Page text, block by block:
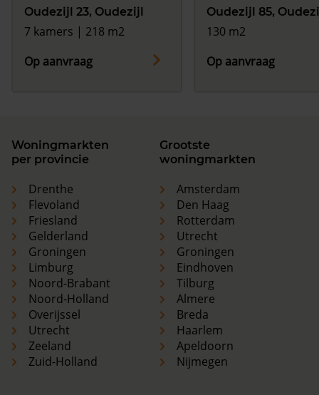
Oudezijl 23, Oudezijl
7 kamers | 218 m2
Op aanvraag
Oudezijl 85,
130 m2
Op aanvraag
Woningmarkten
per provincie
Drenthe
Flevoland
Friesland
Gelderland
Groningen
Limburg
Noord-Brabant
Noord-Holland
Overijssel
Utrecht
Zeeland
Zuid-Holland
Grootste
woningmarkten
Amsterdam
Den Haag
Rotterdam
Utrecht
Groningen
Eindhoven
Tilburg
Almere
Breda
Haarlem
Apeldoorn
Nijmegen